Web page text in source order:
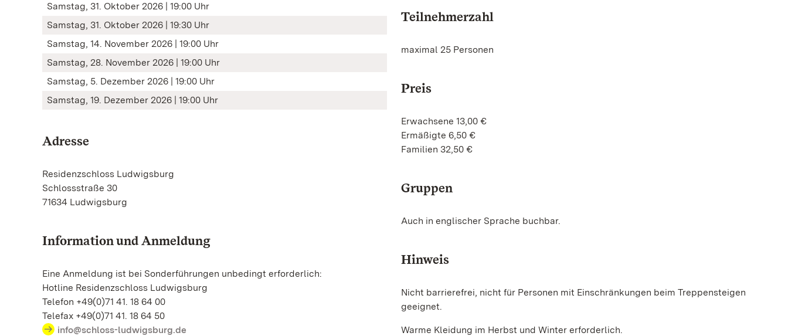
Samstag, 31. Oktober 2026 | 19:00 Uhr
Samstag, 31. Oktober 2026 | 19:30 Uhr
Samstag, 14. November 2026 | 19:00 Uhr
Samstag, 28. November 2026 | 19:00 Uhr
Samstag, 5. Dezember 2026 | 19:00 Uhr
Samstag, 19. Dezember 2026 | 19:00 Uhr
Adresse
Residenzschloss Ludwigsburg
Schlossstraße 30
71634 Ludwigsburg
Information und Anmeldung
Eine Anmeldung ist bei Sonderführungen unbedingt erforderlich:
Hotline Residenzschloss Ludwigsburg
Telefon +49(0)71 41. 18 64 00
Telefax +49(0)71 41. 18 64 50
info@schloss-ludwigsburg.de
Teilnehmerzahl
maximal 25 Personen
Preis
Erwachsene 13,00 €
Ermäßigte 6,50 €
Familien 32,50 €
Gruppen
Auch in englischer Sprache buchbar.
Hinweis
Nicht barrierefrei, nicht für Personen mit Einschränkungen beim Treppensteigen
geeignet.
Warme Kleidung im Herbst und Winter erforderlich.